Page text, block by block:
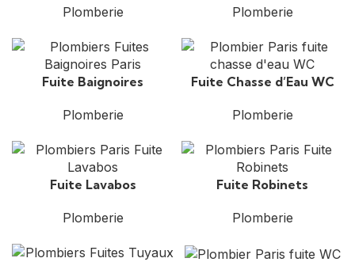
Plomberie Plomberie
Fuite Baignoires
Plomberie
Fuite Chasse d’Eau WC
Plomberie
Fuite Lavabos
Plomberie
Fuite Robinets
Plomberie